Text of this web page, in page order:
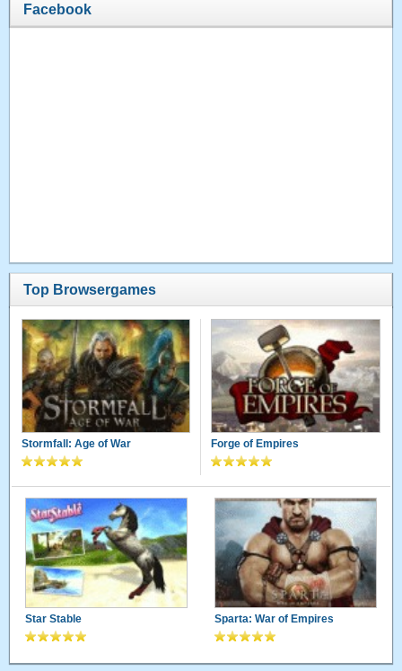
Facebook
Top Browsergames
Stormfall: Age of War Forge of Empires
Star Stable Sparta: War of Empires